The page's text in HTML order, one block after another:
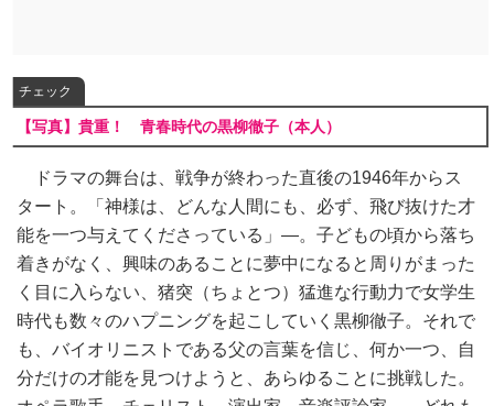
チェック
【写真】貴重！ 青春時代の黒柳徹子（本人）
ドラマの舞台は、戦争が終わった直後の1946年からス
タート。「神様は、どんな人間にも、必ず、飛び抜けた才
能を一つ与えてくださっている」―。子どもの頃から落ち
着きがなく、興味のあることに夢中になると周りがまった
く目に入らない、猪突（ちょとつ）猛進な行動力で女学生
時代も数々のハプニングを起こしていく黒柳徹子。それで
も、バイオリニストである父の言葉を信じ、何か一つ、自
分だけの才能を見つけようと、あらゆることに挑戦した。